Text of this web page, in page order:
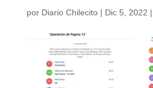
por Diario Chilecito| Dic 5, 2022 |